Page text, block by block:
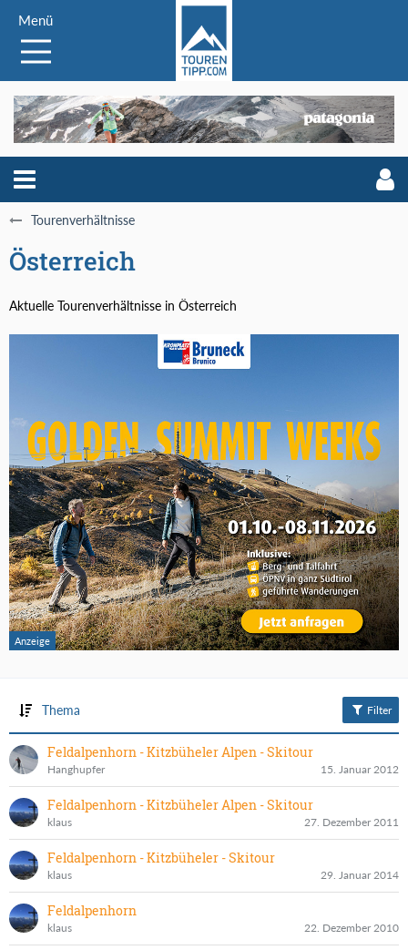
Menü
Tourenverhältnisse
Österreich
Aktuelle Tourenverhältnisse in Österreich
Thema Filter
Feldalpenhorn - Kitzbüheler Alpen - Skitour
Hanghupfer 15. Januar 2012
Feldalpenhorn - Kitzbüheler Alpen - Skitour
klaus 27. Dezember 2011
Feldalpenhorn - Kitzbüheler - Skitour
klaus 29. Januar 2014
Feldalpenhorn
klaus 22. Dezember 2010